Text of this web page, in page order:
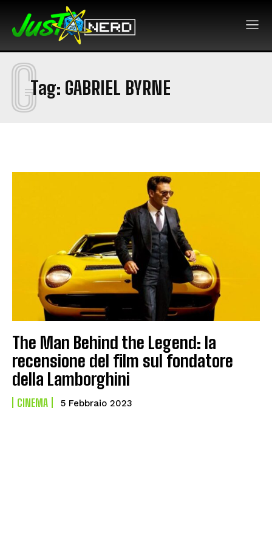
Tag: GABRIEL BYRNE
G
The Man Behind the Legend: la
recensione del film sul fondatore
della Lamborghini
CINEMA 5 Febbraio 2023